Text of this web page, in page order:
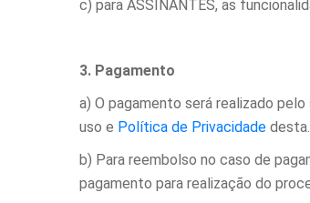
c) para ASSINANTES, as
3. Pagamento
a) O pagamento será realizado
uso e Política de Privacidade desta.
b) Para reembolso no caso de
pagamento para realização do